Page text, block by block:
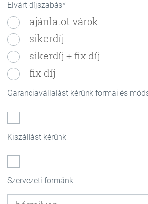
Elvárt díjszabás
ajánlatot várok
sikerdíj
sikerdíj + fix díj
fix díj
Garanciavállalást kérünk formai és
Kiszállást kérünk
Szervezeti formánk